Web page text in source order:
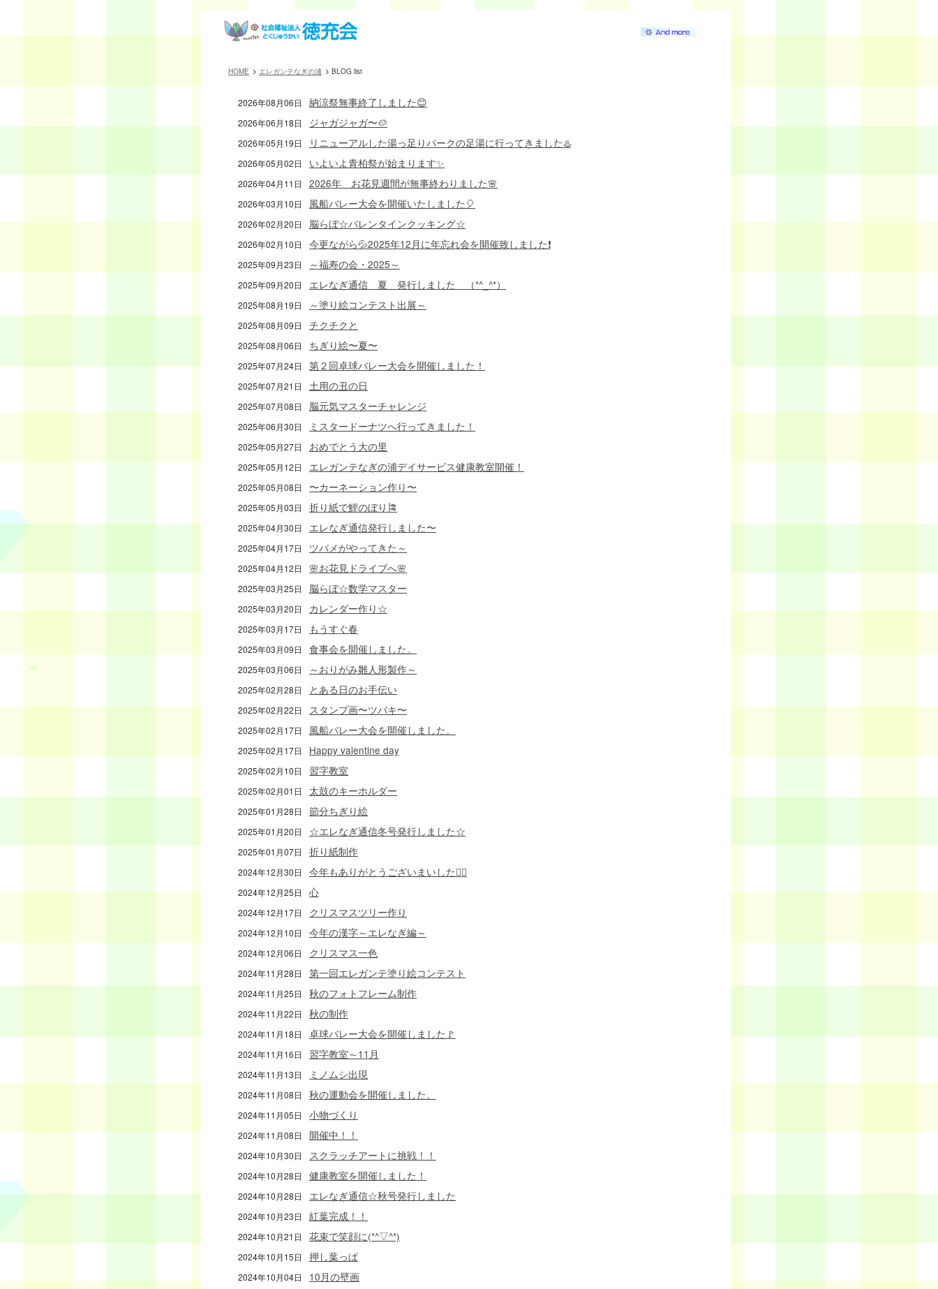
HOME エレガンテなぎの浦 BLOG list
2026年08月06日 納涼祭無事終了しました😊
2026年06月18日 ジャガジャガ〜🥔
2026年05月19日 リニューアルした湯っ足りパークの足湯に行ってきました♨️
2026年05月02日 いよいよ青柏祭が始まります✨
2026年04月11日 2026年 お花見週間が無事終わりました🌸
2026年03月10日 風船バレー大会を開催いたしました🎈
2026年02月20日 脳らぼ☆バレンタインクッキング☆
2026年02月10日 今更ながら💦2025年12月に年忘れ会を開催致しました❗️
2025年09月23日 ～福寿の会・2025～
2025年09月20日 エレなぎ通信 夏 発行しました （*^_^*）
2025年08月19日 ～塗り絵コンテスト出展～
2025年08月09日 チクチクと
2025年08月06日 ちぎり絵〜夏〜
2025年07月24日 第２回卓球バレー大会を開催しました！
2025年07月21日 土用の丑の日
2025年07月08日 脳元気マスターチャレンジ
2025年06月30日 ミスタードーナツへ行ってきました！
2025年05月27日 おめでとう大の里
2025年05月12日 エレガンテなぎの浦デイサービス健康教室開催！
2025年05月08日 〜カーネーション作り〜
2025年05月03日 折り紙で鯉のぼり🎏
2025年04月30日 エレなぎ通信発行しました〜
2025年04月17日 ツバメがやってきた～
2025年04月12日 🌸お花見ドライブへ🌸
2025年03月25日 脳らぼ☆数学マスター
2025年03月20日 カレンダー作り☆
2025年03月17日 もうすぐ春
2025年03月09日 食事会を開催しました。
2025年03月06日 ～おりがみ雛人形製作～
2025年02月28日 とある日のお手伝い
2025年02月22日 スタンプ画〜ツバキ〜
2025年02月17日 風船バレー大会を開催しました。
2025年02月17日 Happy valentine day
2025年02月10日 習字教室
2025年02月01日 太鼓のキーホルダー
2025年01月28日 節分ちぎり絵
2025年01月20日 ☆エレなぎ通信冬号発行しました☆
2025年01月07日 折り紙制作
2024年12月30日 今年もありがとうございまいした🙇‍♀️
2024年12月25日 心
2024年12月17日 クリスマスツリー作り
2024年12月10日 今年の漢字～エレなぎ編～
2024年12月06日 クリスマス一色
2024年11月28日 第一回エレガンテ塗り絵コンテスト
2024年11月25日 秋のフォトフレーム制作
2024年11月22日 秋の制作
2024年11月18日 卓球バレー大会を開催しました🚩
2024年11月16日 習字教室～11月
2024年11月13日 ミノムシ出現
2024年11月08日 秋の運動会を開催しました。
2024年11月05日 小物づくり
2024年11月08日 開催中！！
2024年10月30日 スクラッチアートに挑戦！！
2024年10月28日 健康教室を開催しました！
2024年10月28日 エレなぎ通信☆秋号発行しました
2024年10月23日 紅葉完成！！
2024年10月21日 花束で笑顔に(*^▽^*)
2024年10月15日 押し葉っぱ
2024年10月04日 10月の壁画